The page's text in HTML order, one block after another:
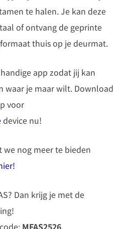
te halen. Je kan deze
of ontvang de geprinte
thuis op je deurmat.
app zodat jij kan
waar je maar wilt. Download
voor
device nu!
nog meer te bieden
Dan krijg je met de
MFAS2526